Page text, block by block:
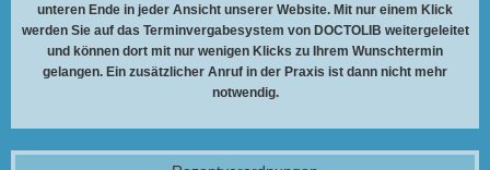
unteren Ende in jeder Ansicht unserer Website. Mit nur einem Klick
werden Sie auf das Terminvergabesystem von DOCTOLIB weitergeleitet
und können dort mit nur wenigen Klicks zu Ihrem Wunschtermin
gelangen. Ein zusätzlicher Anruf in der Praxis ist dann nicht mehr
notwendig.